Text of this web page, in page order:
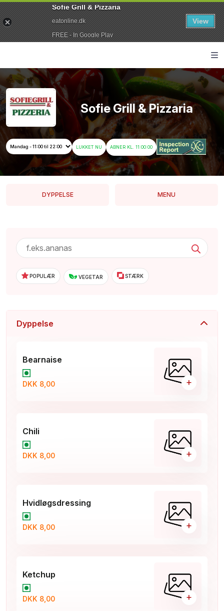
Sofie Grill & Pizzaria
LUKKET NU ABNER KL. 11:00:00
DYPPELSE MENU
POPULÆR VEGETAR STÆRK
Dyppelse
Bearnaise
DKK 8,00 +
Chili
DKK 8,00 +
Hvidløgsdressing
DKK 8,00 +
Ketchup
DKK 8,00 +
Sofie Grill & Pizzaria
eatonline.dk
FREE - In Google Play
View